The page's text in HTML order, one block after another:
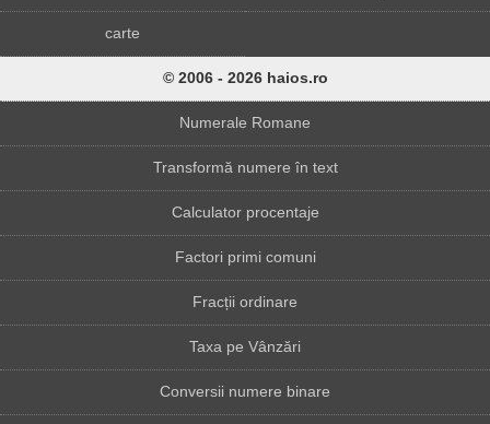
carte
© 2006 - 2026 haios.ro
Numerale Romane
Transformă numere în text
Calculator procentaje
Factori primi comuni
Fracții ordinare
Taxa pe Vânzări
Conversii numere binare